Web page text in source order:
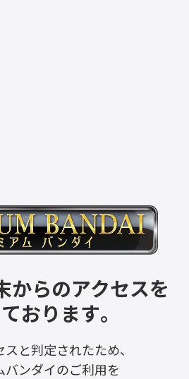
からのアクセスを
おります。
と判定されたため、
バンダイのご利用を